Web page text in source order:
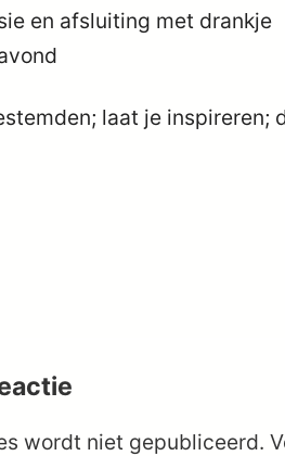
en afsluiting met drankje
laat je inspireren;
wordt niet gepubliceerd.